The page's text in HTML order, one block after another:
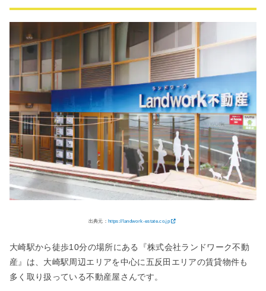
出典元： https://landwork-estate.co.jp
大崎駅から徒歩10分の場所にある『株式会社ランドワーク不動
産』は、大崎駅周辺エリアを中心に五反田エリアの賃貸物件も
多く取り扱っている不動産屋さんです。